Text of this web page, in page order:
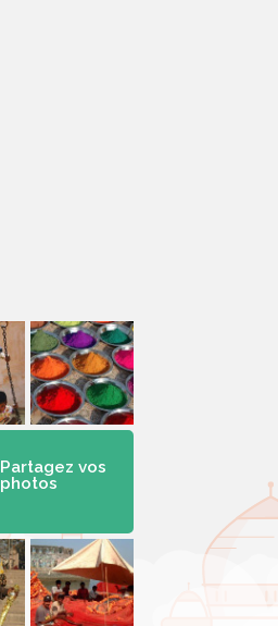
Partagez vos
photos